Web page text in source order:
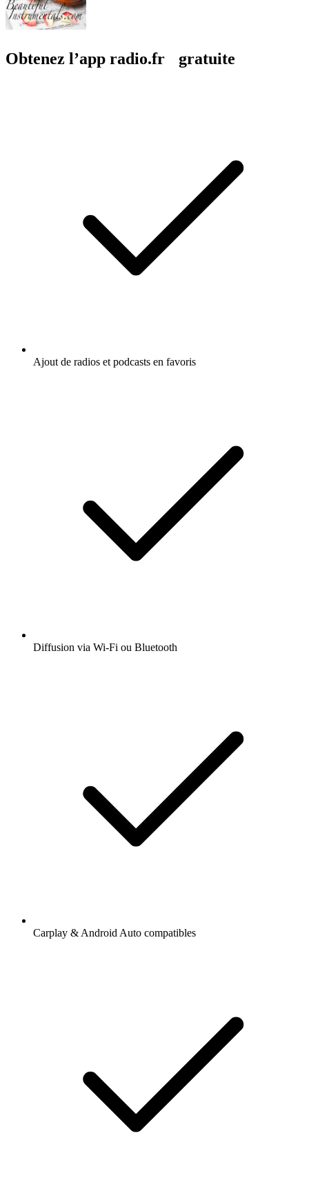
Obtenez l’app radio.fr gratuite
Ajout de radios et podcasts en favoris
Diffusion via Wi-Fi ou Bluetooth
Carplay & Android Auto compatibles